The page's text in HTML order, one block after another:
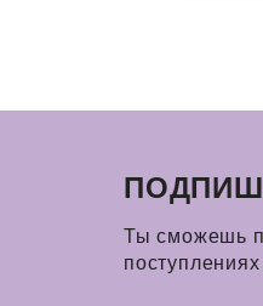
Ты сможешь